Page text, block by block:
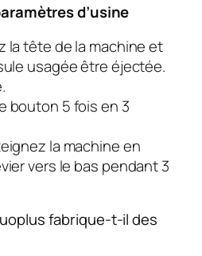
d’usine
la tête de la machine et
usagée être éjectée.
bouton 5 fois en 3
la machine en
vers le bas pendant 3
fabrique-t-il des